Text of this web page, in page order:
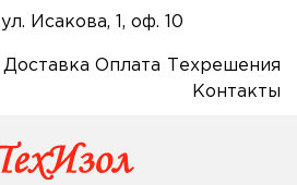
Исакова, 1, оф. 10
Доставка Оплата
Техрешения
Контакты